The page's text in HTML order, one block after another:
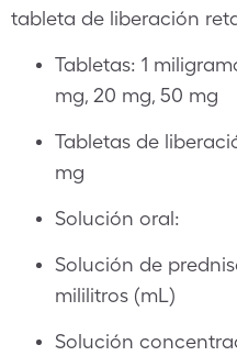
tableta de liberación
Tabletas: 1
mg, 20 mg, 50 mg
Tabletas de
mg
Solución oral:
Solución de
mililitros (mL)
Solución